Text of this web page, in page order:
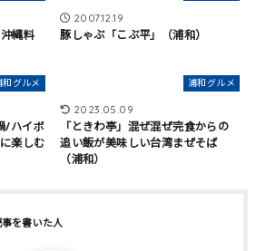
縄料
2007.12.19
豚しゃぶ「こぶ平」（浦和）
和グルメ
/ハイボ
楽しむ
浦和グルメ
2023.05.09
「ときわ亭」混ぜ混ぜ完食からの
追い飯が美味しい台湾まぜそば
（浦和）